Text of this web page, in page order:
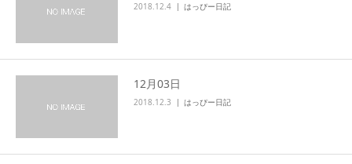
2018.12.4 はっぴー日記
12月03日
2018.12.3 はっぴー日記